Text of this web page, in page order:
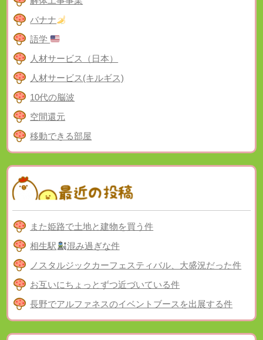
バナナ
語学
人材サービス（日本）
人材サービス(キルギス)
10代の脳波
空間還元
移動できる部屋
また姫路で土地と建物を買う件
相生駅
混み過ぎな件
ノスタルジックカーフェスティバル、大盛況だった件
お互いにちょっとずつ近づいている件
長野でアルファネスのイベントブースを出展する件